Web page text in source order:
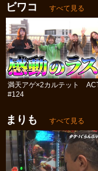
ビワコ すべて見る
満天アゲ×2カルテット
#124
まりも すべて見る